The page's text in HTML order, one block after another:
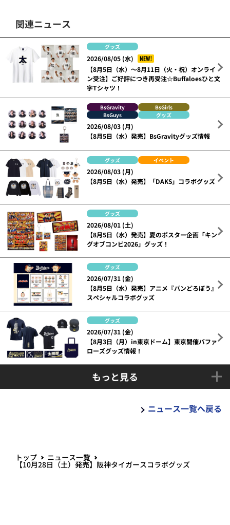
関連ニュース
グッズ
2026/08/05 (水)
NEW!
【8月5日（水）～8月11日（火・祝）オンライ
ン受注】ご好評につき再受注☆Buffaloesひと文
字Tシャツ！
BsGravity
BsGirls
BsGuys
グッズ
2026/08/03 (月)
【8月5日（水）発売】BsGravityグッズ情報
グッズ イベント
2026/08/03 (月)
【8月5日（水）発売】「DAKS」コラボグッズ
グッズ
2026/08/01 (土)
【8月5日（水）発売】夏のポスター企画「キン
グオブコンビ2026」グッズ！
グッズ
2026/07/31 (金)
【8月5日（水）発売】アニメ『パンどろぼう』
スペシャルコラボグッズ
グッズ
2026/07/31 (金)
【8月3日（月）in東京ドーム】東京開催バファ
ローズグッズ情報！
もっと見る
ニュース一覧へ戻る
トップ ニュース一覧
【10月28日（土）発売】阪神タイガースコラボグッズ